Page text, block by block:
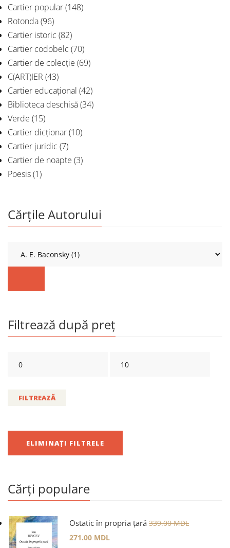
Cartier popular(148)
Rotonda(96)
Cartier istoric (82)
Cartier codobelc (70)
Cartier de colecție (69)
C(ART)IER (43)
Cartier educațional (42)
Biblioteca deschisă(34)
Verde (15)
Cartier dicționar(10)
Cartier juridic (7)
Cartier de noapte (3)
Poesis(1)
Cărțile Autorului
Filtrează după preț
FILTREAZĂ
ELIMINAȚI FILTRELE
Cărți populare
Ostatic în propria țară 339.00MDL
271.00 MDL